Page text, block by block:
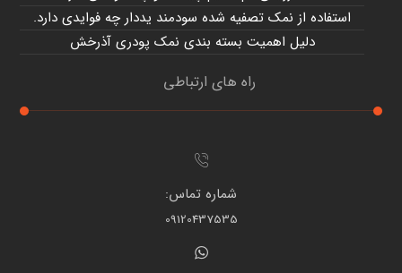
استفاده از نمک تصفیه شده سودمند یددار چه فوایدی دارد.
دلیل اهمیت بسته بندی نمک پودری آذرخش
راه های ارتباطی
شماره تماس:
09120437535